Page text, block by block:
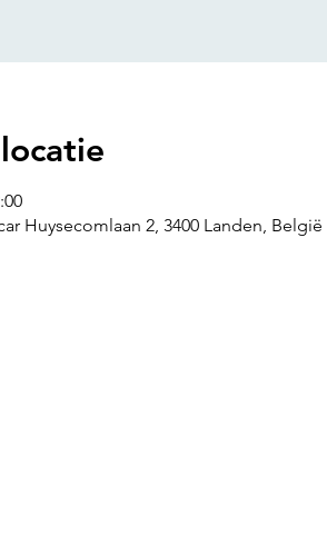
Huysecomlaan 2, 3400 Landen, België